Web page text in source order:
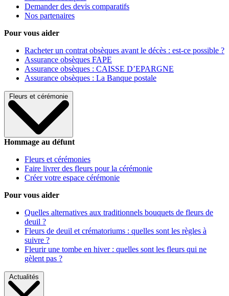
Demander des devis comparatifs
Nos partenaires
Pour vous aider
Racheter un contrat obsèques avant le décès : est-ce possible ?
Assurance obsèques FAPE
Assurance obsèques : CAISSE D’EPARGNE
Assurance obsèques : La Banque postale
Fleurs et cérémonie
Hommage au défunt
Fleurs et cérémonies
Faire livrer des fleurs pour la cérémonie
Créer votre espace cérémonie
Pour vous aider
Quelles alternatives aux traditionnels bouquets de fleurs de
deuil ?
Fleurs de deuil et crématoriums : quelles sont les règles à
suivre ?
Fleurir une tombe en hiver : quelles sont les fleurs qui ne
gèlent pas ?
Actualités